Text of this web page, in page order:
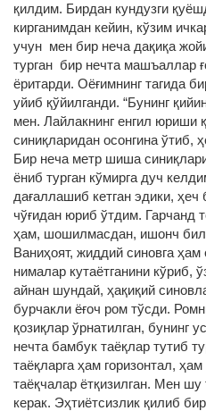
қилдим. Бирдан кундузги
кирганимдан кейин, кўзим
учун мен бир неча дақиқа
турган бир нечта машъаллар
ёритарди. Оёғимнинг тагида
уйиб қўйилганди. “Бунинг
мен. Лайлакнинг енгил
синиқларидан осонгина ўтиб,
Бир неча метр шиша
ёниб турган кўмирга дуч
дағаллашиб кетган эдики, ҳеч
чўғидан юриб ўтдим. Гарчанд
ҳам, шошилмасдан, ишонч
Ваниҳоят, жиддий синовга
нималар кутаётганини кўриб,
айнан шундай, ҳақиқий
бурчакли ёғоч ром тўсди.
қозиқлар ўрнатилган, бунинг
нечта бамбук таёқлар тутиб
таёқларга ҳам горизонтал,
таёқчалар ётқизилган. Мен
керак. Эҳтиётсизлик қилиб